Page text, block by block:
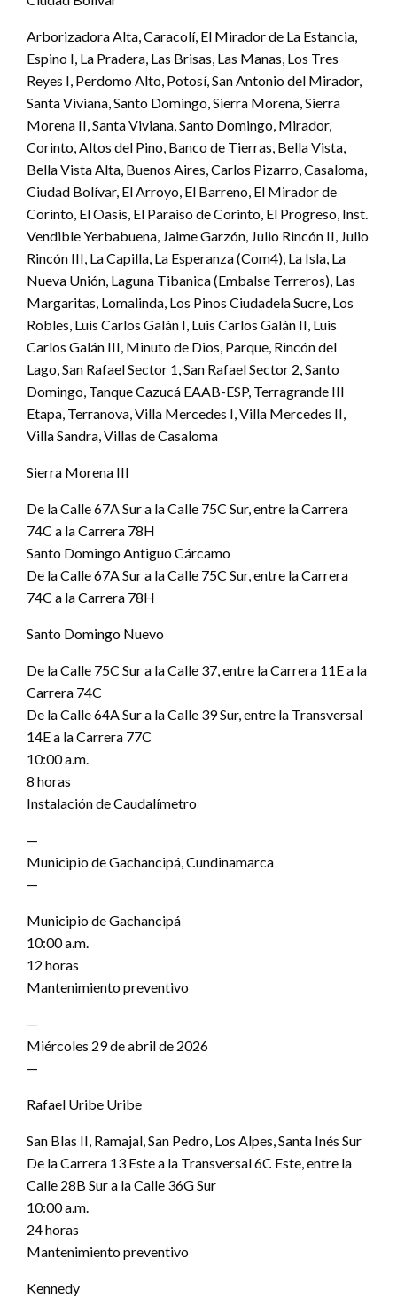
Arborizadora Alta, Caracolí, El Mirador de La Estancia,
Espino I, La Pradera, Las Brisas, Las Manas, Los Tres
Reyes I, Perdomo Alto, Potosí, San Antonio del Mirador,
Santa Viviana, Santo Domingo, Sierra Morena, Sierra
Morena II, Santa Viviana, Santo Domingo, Mirador,
Corinto, Altos del Pino, Banco de Tierras, Bella Vista,
Bella Vista Alta, Buenos Aires, Carlos Pizarro, Casaloma,
Ciudad Bolívar, El Arroyo, El Barreno, El Mirador de
Corinto, El Oasis, El Paraiso de Corinto, El Progreso, Inst.
Vendible Yerbabuena, Jaime Garzón, Julio Rincón II, Julio
Rincón III, La Capilla, La Esperanza (Com4), La Isla, La
Nueva Unión, Laguna Tibanica (Embalse Terreros), Las
Margaritas, Lomalinda, Los Pinos Ciudadela Sucre, Los
Robles, Luis Carlos Galán I, Luis Carlos Galán II, Luis
Carlos Galán III, Minuto de Dios, Parque, Rincón del
Lago, San Rafael Sector 1, San Rafael Sector 2, Santo
Domingo, Tanque Cazucá EAAB-ESP, Terragrande III
Etapa, Terranova, Villa Mercedes I, Villa Mercedes II,
Villa Sandra, Villas de Casaloma
Sierra Morena III
De la Calle 67A Sur a la Calle 75C Sur, entre la Carrera
74C a la Carrera 78H
Santo Domingo Antiguo Cárcamo
De la Calle 67A Sur a la Calle 75C Sur, entre la Carrera
74C a la Carrera 78H
Santo Domingo Nuevo
De la Calle 75C Sur a la Calle 37, entre la Carrera 11E a la
Carrera 74C
De la Calle 64A Sur a la Calle 39 Sur, entre la Transversal
14E a la Carrera 77C
10:00 a.m.
8 horas
Instalación de Caudalímetro
—
Municipio de Gachancipá, Cundinamarca
—
Municipio de Gachancipá
10:00 a.m.
12 horas
Mantenimiento preventivo
—
Miércoles 29 de abril de 2026
—
Rafael Uribe Uribe
San Blas II, Ramajal, San Pedro, Los Alpes, Santa Inés Sur
De la Carrera 13 Este a la Transversal 6C Este, entre la
Calle 28B Sur a la Calle 36G Sur
10:00 a.m.
24 horas
Mantenimiento preventivo
Kennedy